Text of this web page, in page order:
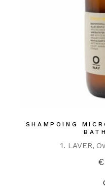
SHAMPOING
1. LAVER
€